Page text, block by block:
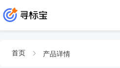
首页 产品详情